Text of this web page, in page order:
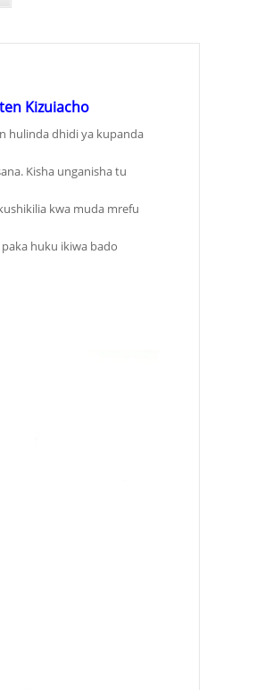
Kizuiacho
hulinda dhidi ya kupanda
Kisha unganisha tu
kwa muda mrefu
huku ikiwa bado